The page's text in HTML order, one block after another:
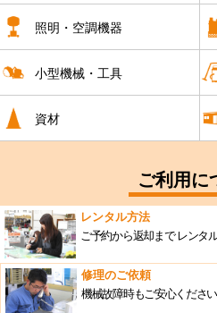
照明・空調機器
小型機械・工具
資材
ご利用に
レンタル方法
ご予約から返却までレンタ
修理のご依頼
機械故障時もご安心ください